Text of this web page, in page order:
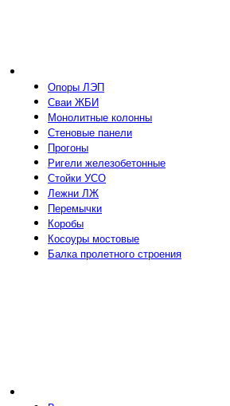
Опоры ЛЭП
Сваи ЖБИ
Монолитные колонны
Стеновые панели
Прогоны
Ригели железобетонные
Стойки УСО
Лежни ЛЖ
Перемычки
Коробы
Косоуры мостовые
Балка пролетного строения